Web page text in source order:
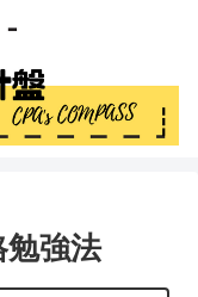
勉強法